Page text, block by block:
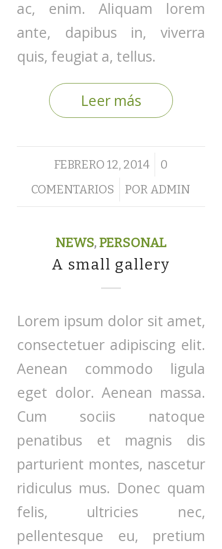
ac, enim. Aliquam lorem
ante, dapibus in, viverra
quis, feugiat a, tellus.
Leer más
FEBRERO 12, 2014
/
0
COMENTARIOS
/ POR ADMIN
NEWS, PERSONAL
A small gallery
Lorem ipsum dolor sit amet,
consectetuer adipiscing elit.
Aenean commodo ligula
eget dolor. Aenean massa.
Cum sociis natoque
penatibus et magnis dis
parturient montes, nascetur
ridiculus mus. Donec quam
felis, ultricies nec,
pellentesque eu, pretium